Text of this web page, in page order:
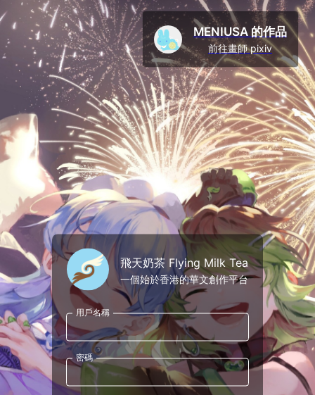
飛天奶茶 Flying Milk Tea
一個始於香港的華文創作平台
用戶名稱
密碼
MENIUSA 的作品
前往畫師 pixiv